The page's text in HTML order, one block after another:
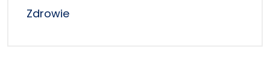
Zdrowie